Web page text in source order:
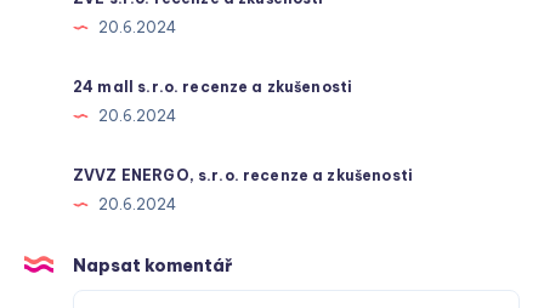
20.6.2024
24 mall s.r.o. recenze a zkušenosti
20.6.2024
ZVVZ ENERGO, s.r.o. recenze a zkušenosti
20.6.2024
Napsat komentář